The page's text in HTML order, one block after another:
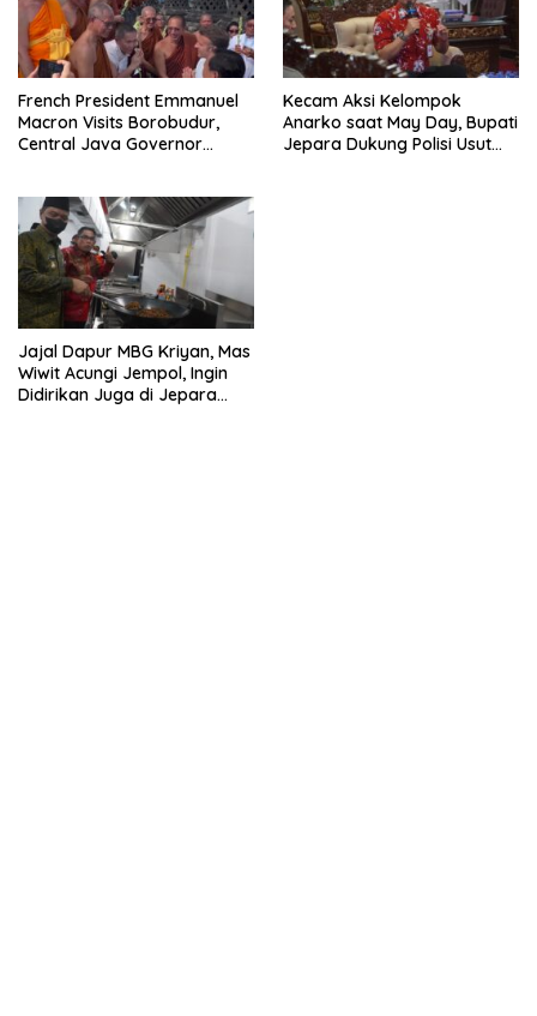
French President Emmanuel
Macron Visits Borobudur,
Central Java Governor
Kecam Aksi Kelompok
Anarko saat May Day, Bupati
Jepara Dukung Polisi Usut
Jajal Dapur MBG Kriyan, Mas
Wiwit Acungi Jempol, Ingin
Didirikan Juga di Jepara